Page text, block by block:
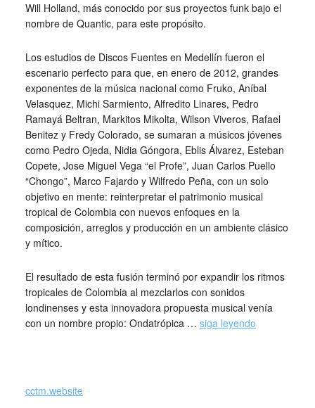
Will Holland, más conocido por sus proyectos funk bajo el
nombre de Quantic, para este propósito.
Los estudios de Discos Fuentes en Medellín fueron el
escenario perfecto para que, en enero de 2012, grandes
exponentes de la música nacional como Fruko, Aníbal
Velasquez, Michi Sarmiento, Alfredito Linares, Pedro
Ramayá Beltran, Markitos Mikolta, Wilson Viveros, Rafael
Benitez y Fredy Colorado, se sumaran a músicos jóvenes
como Pedro Ojeda, Nidia Góngora, Eblis Álvarez, Esteban
Copete, Jose Miguel Vega “el Profe”, Juan Carlos Puello
“Chongo”, Marco Fajardo y Wilfredo Peña, con un solo
objetivo en mente: reinterpretar el patrimonio musical
tropical de Colombia con nuevos enfoques en la
composición, arreglos y producción en un ambiente clásico
y mítico.
El resultado de esta fusión terminó por expandir los ritmos
tropicales de Colombia al mezclarlos con sonidos
londinenses y esta innovadora propuesta musical venía
con un nombre propio: Ondatrópica … siga leyendo
cctm.website